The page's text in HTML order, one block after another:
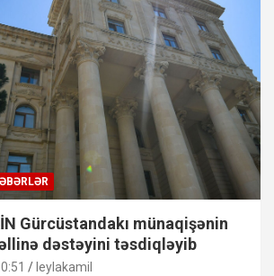
Gürcüstandakı münaqişənin
dəstəyini təsdiqləyib
leylakamil